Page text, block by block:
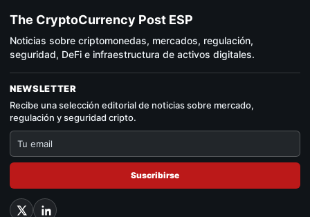
The CryptoCurrency Post ESP
Noticias sobre criptomonedas, mercados, regulación,
seguridad, DeFi e infraestructura de activos digitales.
NEWSLETTER
Recibe una selección editorial de noticias sobre mercado,
regulación y seguridad cripto.
Suscribirse